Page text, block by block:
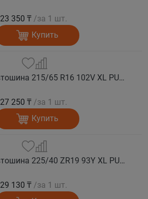
23 350 ₸ /за 1 шт.
Купить
COMFORSER Автошина 215/65 R16 102V XL PURESPEED лето
27 250 ₸ /за 1 шт.
Купить
COMFORSER Автошина 225/40 ZR19 93Y XL PURESPEED лето
29 130 ₸ /за 1 шт.